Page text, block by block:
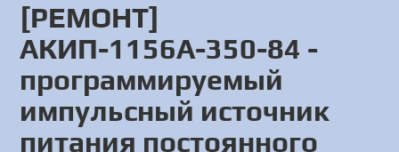
[РЕМОНТ]
АКИП-1156А-350-84 -
программируемый
импульсный источник
питания постоянного